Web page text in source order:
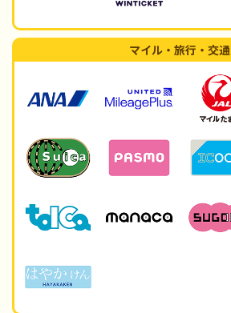
マイル・旅行・交通